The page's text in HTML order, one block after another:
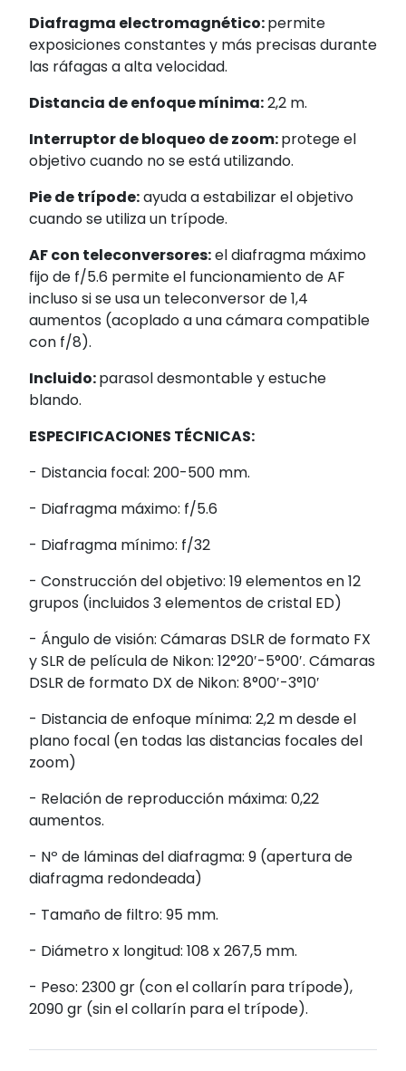
Diafragma electromagnético:permite
exposiciones constantes y más precisas durante
las ráfagas a alta velocidad.
Distancia de enfoque mínima:2,2 m.
Interruptor de bloqueo de zoom:protege el
objetivo cuando no se está utilizando.
Pie de trípode:ayuda a estabilizar el objetivo
cuando se utiliza un trípode.
AF con teleconversores:el diafragma máximo
fijo de f/5.6 permite el funcionamiento de AF
incluso si se usa un teleconversor de 1,4
aumentos (acoplado a una cámara compatible
con f/8).
Incluido:parasol desmontable y estuche
blando.
ESPECIFICACIONES TÉCNICAS:
- Distancia focal: 200-500 mm.
- Diafragma máximo: f/5.6
- Diafragma mínimo: f/32
- Construcción del objetivo: 19 elementos en 12
grupos (incluidos 3 elementos de cristal ED)
- Ángulo de visión: Cámaras DSLR de formato FX
y SLR de película de Nikon: 12°20′-5°00′. Cámaras
DSLR de formato DX de Nikon: 8°00′-3°10′
- Distancia de enfoque mínima: 2,2 m desde el
plano focal (en todas las distancias focales del
zoom)
- Relación de reproducción máxima: 0,22
aumentos.
- Nº de láminas del diafragma: 9 (apertura de
diafragma redondeada)
- Tamaño de filtro: 95 mm.
- Diámetro x longitud: 108 x 267,5 mm.
- Peso: 2300 gr (con el collarín para trípode),
2090 gr (sin el collarín para el trípode).